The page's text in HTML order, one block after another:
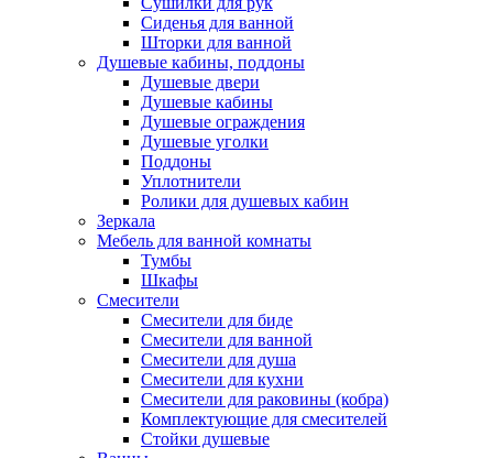
Сиденья для ванной
Шторки для ванной
Душевые кабины, поддоны
Душевые двери
Душевые кабины
Душевые ограждения
Душевые уголки
Поддоны
Уплотнители
Ролики для душевых кабин
Зеркала
Мебель для ванной комнаты
Тумбы
Шкафы
Смесители
Смесители для биде
Смесители для ванной
Смесители для душа
Смесители для кухни
Смесители для раковины (кобра)
Комплектующие для смесителей
Стойки душевые